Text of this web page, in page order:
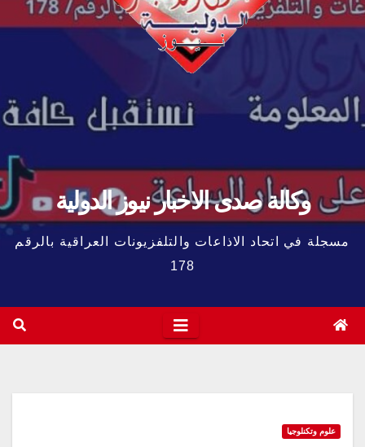
وكالة صدى الاخبار نيوز الدولية
مسجلة في اتحاد الاذاعات والتلفزيونات العراقية بالرقم
178
علوم وتكنلوجيا